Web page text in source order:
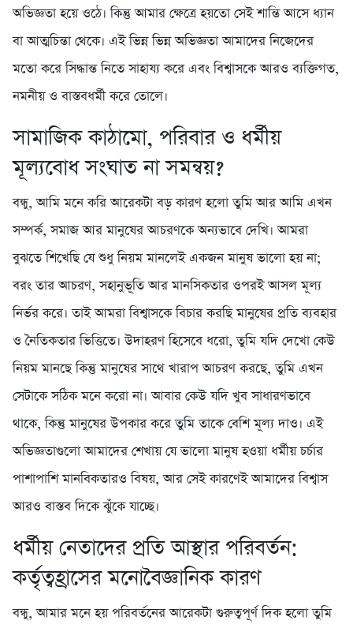
অভিজ্ঞতা হয়ে ওঠে। কিন্তু আমার ক্ষেত্রে হয়তো সেই শান্তি আসে ধ্যান
বা আত্মচিন্তা থেকে। এই ভিন্ন ভিন্ন অভিজ্ঞতা আমাদের নিজেদের
মতো করে সিদ্ধান্ত নিতে সাহায্য করে এবং বিশ্বাসকে আরও ব্যক্তিগত,
নমনীয় ও বাস্তবধর্মী করে তোলে।
সামাজিক কাঠামো, পরিবার ও ধর্মীয়
মূল্যবোধ সংঘাত না সমন্বয়?
বন্ধু, আমি মনে করি আরেকটা বড় কারণ হলো তুমি আর আমি এখন
সম্পর্ক, সমাজ আর মানুষের আচরণকে অন্যভাবে দেখি। আমরা
বুঝতে শিখেছি যে শুধু নিয়ম মানলেই একজন মানুষ ভালো হয় না;
বরং তার আচরণ, সহানুভূতি আর মানসিকতার ওপরই আসল মূল্য
নির্ভর করে। তাই আমরা বিশ্বাসকে বিচার করছি মানুষের প্রতি ব্যবহার
ও নৈতিকতার ভিত্তিতে। উদাহরণ হিসেবে ধরো, তুমি যদি দেখো কেউ
নিয়ম মানছে কিন্তু মানুষের সাথে খারাপ আচরণ করছে, তুমি এখন
সেটাকে সঠিক মনে করো না। আবার কেউ যদি খুব সাধারণভাবে
থাকে, কিন্তু মানুষের উপকার করে তুমি তাকে বেশি মূল্য দাও। এই
অভিজ্ঞতাগুলো আমাদের শেখায় যে ভালো মানুষ হওয়া ধর্মীয় চর্চার
পাশাপাশি মানবিকতারও বিষয়, আর সেই কারণেই আমাদের বিশ্বাস
আরও বাস্তব দিকে ঝুঁকে যাচ্ছে।
ধর্মীয় নেতাদের প্রতি আস্থার পরিবর্তন:
কর্তৃত্বহ্রাসের মনোবৈজ্ঞানিক কারণ
বন্ধু, আমার মনে হয় পরিবর্তনের আরেকটা গুরুত্বপূর্ণ দিক হলো তুমি